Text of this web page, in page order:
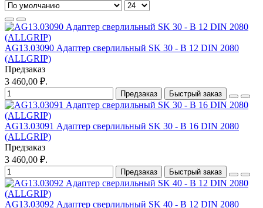
AG13.03090 Адаптер сверлильный SK 30 - B 12 DIN 2080
(ALLGRIP)
Предзаказ
3 460,00 ₽.
Предзаказ Быстрый заказ
AG13.03091 Адаптер сверлильный SK 30 - B 16 DIN 2080
(ALLGRIP)
Предзаказ
3 460,00 ₽.
Предзаказ Быстрый заказ
AG13.03092 Адаптер сверлильный SK 40 - B 12 DIN 2080